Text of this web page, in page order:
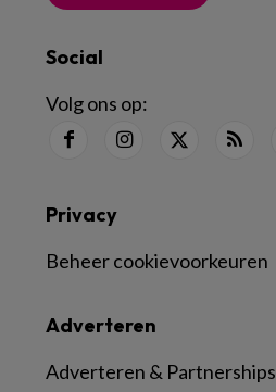
Social
Volg ons op:
Adverteren
Adverteren & Partnerships
Privacy
Beheer cookievoorkeuren